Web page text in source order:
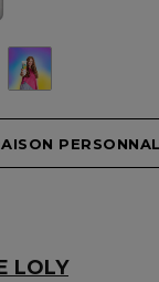
LOLY